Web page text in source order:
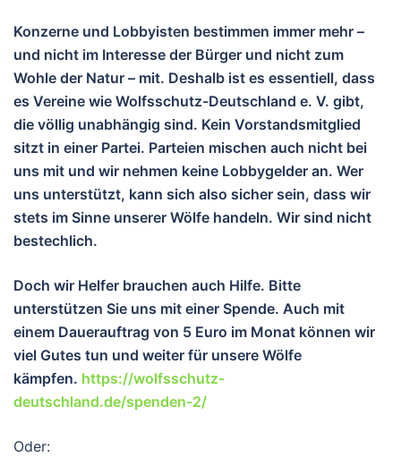
Konzerne und Lobbyisten bestimmen immer mehr –
und nicht im Interesse der Bürger und nicht zum
Wohle der Natur – mit. Deshalb ist es essentiell, dass
es Vereine wie Wolfsschutz-Deutschland e. V. gibt,
die völlig unabhängig sind. Kein Vorstandsmitglied
sitzt in einer Partei. Parteien mischen auch nicht bei
uns mit und wir nehmen keine Lobbygelder an. Wer
uns unterstützt, kann sich also sicher sein, dass wir
stets im Sinne unserer Wölfe handeln. Wir sind nicht
bestechlich.
Doch wir Helfer brauchen auch Hilfe. Bitte
unterstützen Sie uns mit einer Spende. Auch mit
einem Dauerauftrag von 5 Euro im Monat können wir
viel Gutes tun und weiter für unsere Wölfe
kämpfen. https://wolfsschutz-
deutschland.de/spenden-2/
Oder: